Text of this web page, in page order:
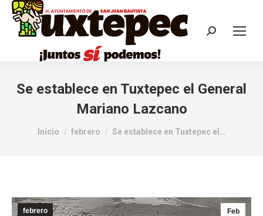
Se establece en Tuxtepec el General
Mariano Lazcano
Estás aquí:
Inicio febrero Se establece en Tuxtepec el…
Feb
febrero